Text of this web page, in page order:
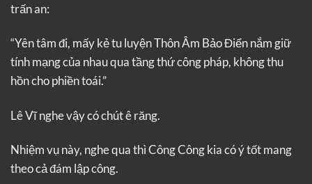
trấn an:
“Yên tâm đi, mấy kẻ tu luyện Thôn Âm Bảo Điển nắm giữ
tính mạng của nhau qua tầng thứ công pháp, không thu
hồn cho phiền toái.”
Lê Vĩ nghe vậy có chút ê răng.
Nhiệm vụ này, nghe qua thì Công Công kia có ý tốt mang
theo cả đám lập công.